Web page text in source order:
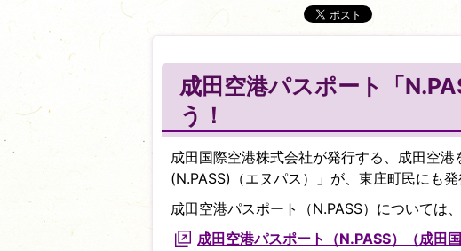
成田空港パスポート「
う！
成田国際空港株式会社が発行する、成田空
(N.PASS)（エヌパス）」が、東庄町民にも発
成田空港パスポート（N.PASS）については
成田空港パスポート（N.PASS）（成田